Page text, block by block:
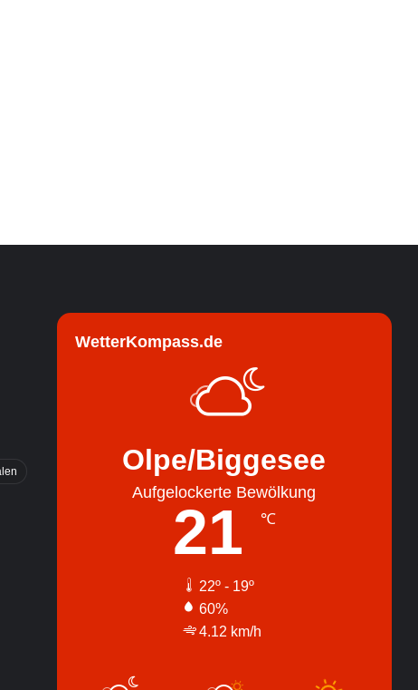
WetterKompass.de
Olpe/Biggesee
Aufgelockerte Bewölkung
21 ℃
22º - 19º
60%
4.12 km/h